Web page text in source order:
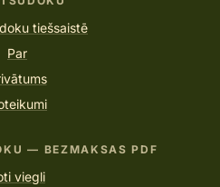
tiešsaistē
Par
— BEZMAKSAS PDF
viegli